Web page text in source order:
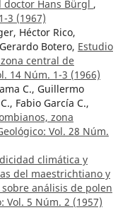
doctor Hans Bürgl ,
3 (1967)
Héctor Rico,
Botero, Estudio
central de
14 Núm. 1-3 (1966)
C., Guillermo
Fabio García C.,
zona
Vol. 28 Núm.
climática y
del maestrichtiano y
análisis de polen
Vol. 5 Núm. 2 (1957)